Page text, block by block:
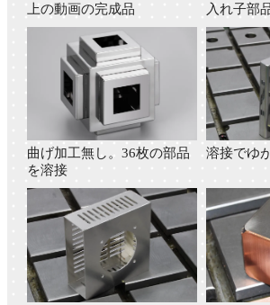
上の動画の完成品 入れ子部
曲げ加工無し。36枚の部品
を溶接
溶接でゆ